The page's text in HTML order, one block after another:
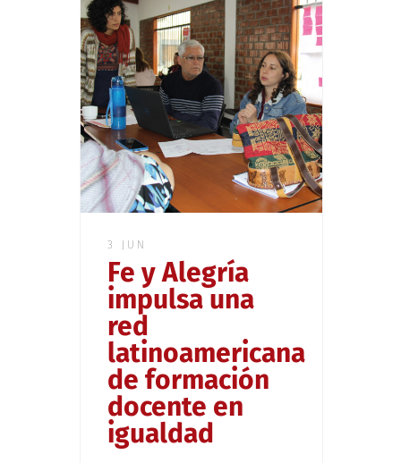
3 JUN
Fe y Alegría
impulsa una
red
latinoamericana
de formación
docente en
igualdad